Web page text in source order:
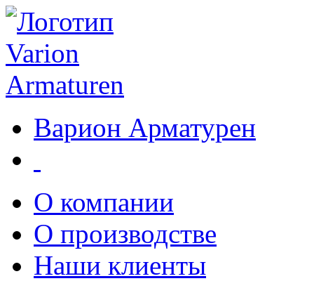
Варион Арматурен
О компании
О производстве
Наши клиенты